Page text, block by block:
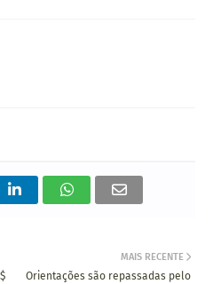
MAIS RECENTE
Orientações são repassadas pelo